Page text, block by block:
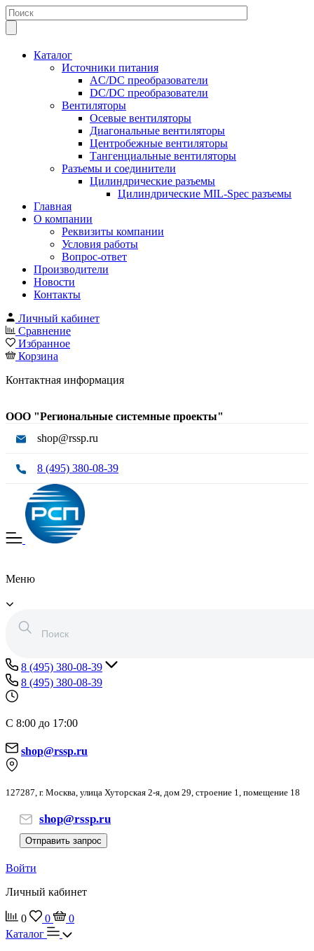
Каталог
Источники питания
AC/DC преобразователи
DC/DC преобразователи
Вентиляторы
Осевые вентиляторы
Диагональные вентиляторы
Центробежные вентиляторы
Тангенциальные вентиляторы
Разъемы и соединители
Цилиндрические разъемы
Цилиндрические MIL-Spec разъемы
Главная
О компании
Реквизиты компании
Условия работы
Вопрос-ответ
Производители
Новости
Контакты
Личный кабинет
Сравнение
Избранное
Корзина
Контактная информация
ООО "Региональные системные проекты"
shop@rssp.ru
8 (495) 380-08-39
Меню
8 (495) 380-08-39
8 (495) 380-08-39
С 8:00 до 17:00
shop@rssp.ru
127287, г. Москва, улица Хуторская 2-я, дом 29, строение 1, помещение 18
shop@rssp.ru
Отправить запрос
Войти
Личный кабинет
0 0
0
Каталог